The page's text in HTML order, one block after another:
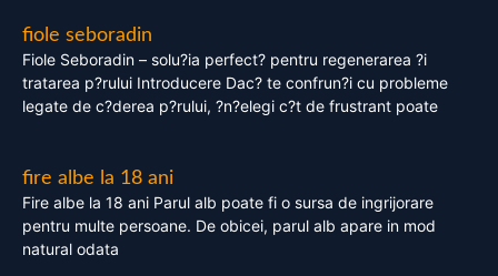
fiole seboradin
Fiole Seboradin – solu?ia perfect? pentru regenerarea ?i
tratarea p?rului Introducere Dac? te confrun?i cu probleme
legate de c?derea p?rului, ?n?elegi c?t de frustrant poate
fire albe la 18 ani
Fire albe la 18 ani Parul alb poate fi o sursa de ingrijorare
pentru multe persoane. De obicei, parul alb apare in mod
natural odata